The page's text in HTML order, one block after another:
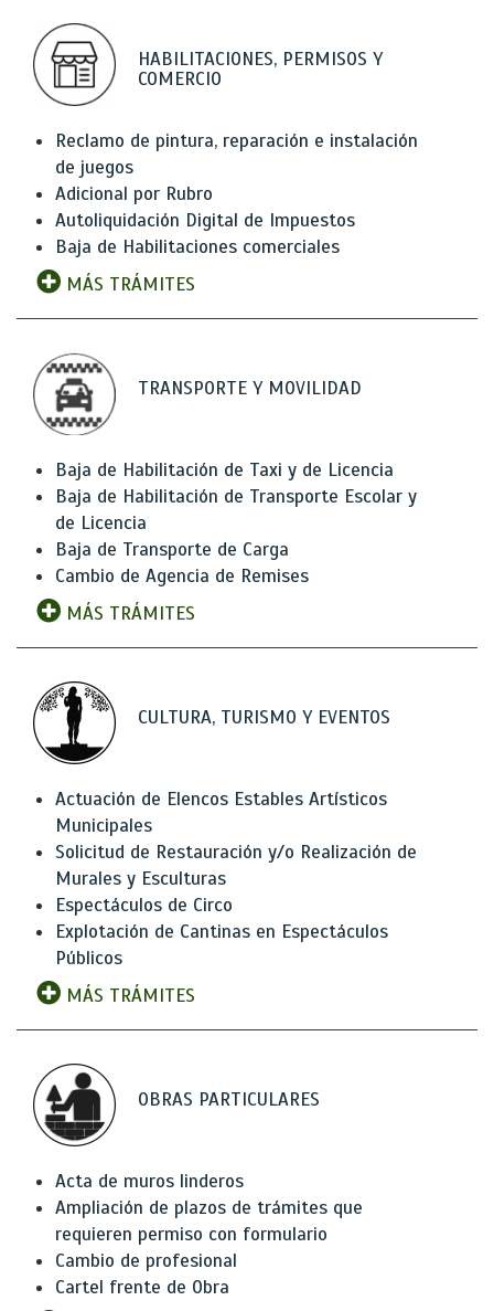
HABILITACIONES, PERMISOS Y
COMERCIO
Reclamo de pintura, reparación e instalación
de juegos
Adicional por Rubro
Autoliquidación Digital de Impuestos
Baja de Habilitaciones comerciales
MÁS TRÁMITES
TRANSPORTE Y MOVILIDAD
Baja de Habilitación de Taxi y de Licencia
Baja de Habilitación de Transporte Escolar y
de Licencia
Baja de Transporte de Carga
Cambio de Agencia de Remises
MÁS TRÁMITES
CULTURA, TURISMO Y EVENTOS
Actuación de Elencos Estables Artísticos
Municipales
Solicitud de Restauración y/o Realización de
Murales y Esculturas
Espectáculos de Circo
Explotación de Cantinas en Espectáculos
Públicos
MÁS TRÁMITES
OBRAS PARTICULARES
Acta de muros linderos
Ampliación de plazos de trámites que
requieren permiso con formulario
Cambio de profesional
Cartel frente de Obra